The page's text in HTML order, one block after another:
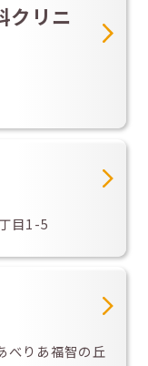
クリニ
目1-5
りあ福智の丘